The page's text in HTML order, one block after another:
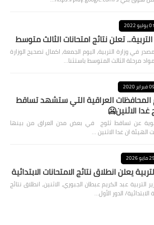
01 يوليو 2022
تعلن نتائج امتحانات الثالث متوسط
في وزارة التربية، اليوم الجمعة، اكمال تصحيح الوزارة
مرحلة الثالث المتوسط باستثنا…
09 فبراير 2020
المحافظات العراقية التي ستشهد تساقط
غدا الاثنين🥶
عن تساقط ثلوج في بعض مدن العراق من بينها
25 مايو 2026
يعلن انطلاق نتائج الامتحانات الابتدائية
التربية عبد الكريم عبطان الجبوري، الاثنين، انطلاق نتائج
الابتدائية/ الدور الأول…